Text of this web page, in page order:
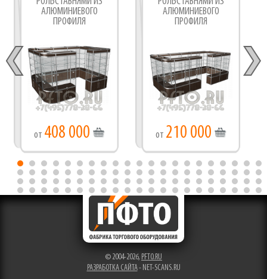
АЛЮМИНИЕВОГО
ПРОФИЛЯ
от 408 000
АЛЮМИНИЕВОГО
ПРОФИЛЯ
от 210 000
© 2004-2026, PFTO.RU
РАЗРАБОТКА САЙТА- NET-SCANS.RU